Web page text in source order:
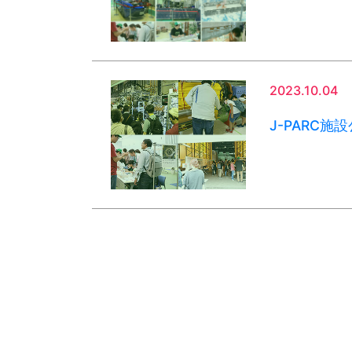
2023.10.04
J-PARC施